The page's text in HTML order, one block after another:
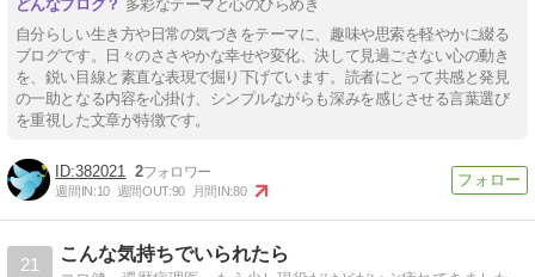
多彩なテーマと心のひらめき
自分らしい生き方や日常の気づきをテーマに、趣味や思索を軽やかに綴る
ブログです。日々のささやかな幸せや変化、決して見過ごさない心の動き
を、鋭い目線と素直な表現で掘り下げています。読者にとって共感と発見
の一助となる内容を心掛け、シンプルながらも深みを感じさせる言葉選び
を重視した文章が特徴です。
382021 2
週間IN:10 週間OUT:90 月間IN:80
21
こんな気持ちでいられたら